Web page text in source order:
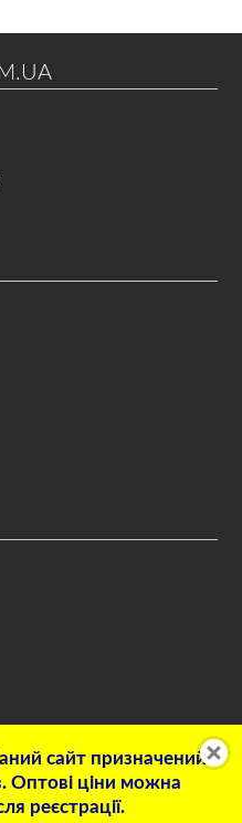
сайт призначений
Оптові ціни можна
реєстрації.